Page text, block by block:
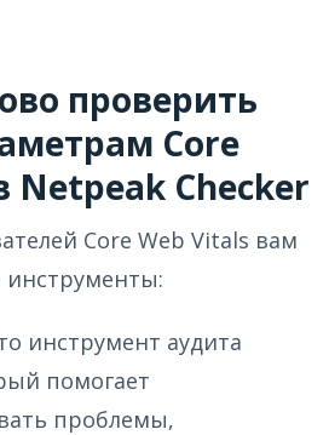
проверить
Core
Netpeak Checker
Core Web Vitals вам
инструменты:
инструмент аудита
помогает
проблемы,